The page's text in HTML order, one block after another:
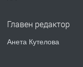
Главен редактор
Анета Кутелова